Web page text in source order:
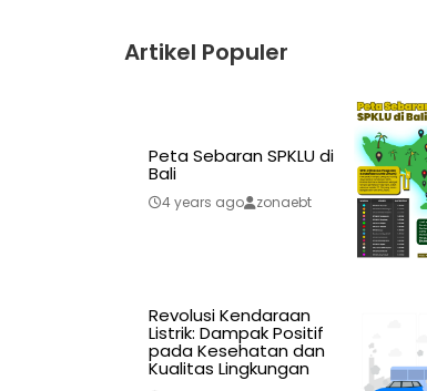
Artikel Populer
Peta Sebaran SPKLU di
Bali
4 years ago zonaebt
Revolusi Kendaraan
Listrik: Dampak Positif
pada Kesehatan dan
Kualitas Lingkungan